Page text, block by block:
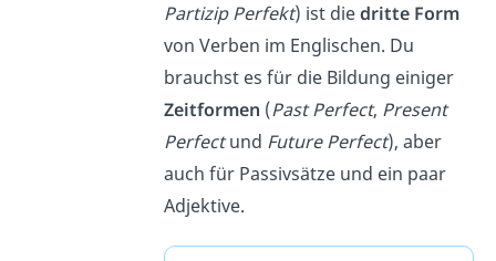
Partizip Perfekt) ist diedritte Form
von Verben im Englischen. Du
brauchst es für die Bildung einiger
Zeitformen (Past Perfect, Present
Perfectund Future Perfect), aber
auch für Passivsätze und ein paar
Adjektive.